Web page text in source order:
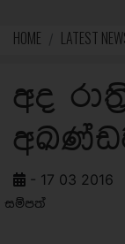
HOME LATEST
අද
- 17 03 2016
සම්පත්